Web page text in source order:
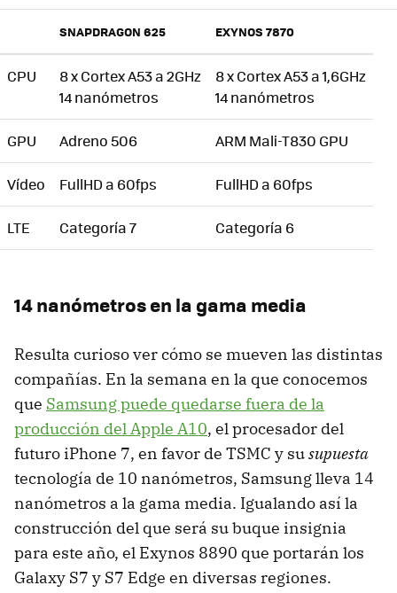
SNAPDRAGON 625 EXYNOS 7870
CPU
8 x Cortex A53 a 2GHz
14 nanómetros
8 x Cortex A53 a 1,6GHz
14 nanómetros
GPU Adreno 506 ARM Mali-T830 GPU
Vídeo FullHD a 60fps FullHD a 60fps
LTE Categoría 7 Categoría 6
14 nanómetros en la gama media
Resulta curioso ver cómo se mueven las distintas
compañías. En la semana en la que conocemos
que Samsung puede quedarse fuera de la
producción del Apple A10, el procesador del
futuro iPhone 7, en favor de TSMC y susupuesta
tecnología de 10 nanómetros, Samsung lleva 14
nanómetros a la gama media. Igualando así la
construcción del que será su buque insignia
para este año, el Exynos 8890 que portarán los
Galaxy S7 y S7 Edge en diversas regiones.